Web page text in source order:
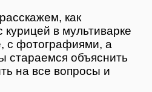
как
курицей в мультиварке
с фотографиями, а
стараемся объяснить
на все вопросы и